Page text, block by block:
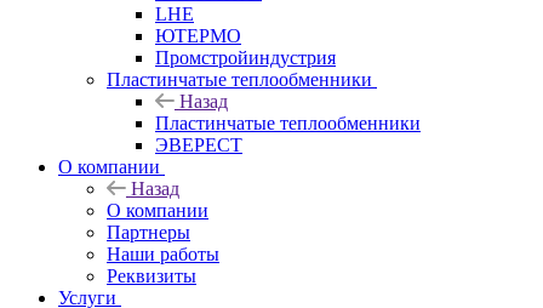
LHE
ЮТЕРМО
Промстройиндустрия
Пластинчатые теплообменники
Назад
Пластинчатые теплообменники
ЭВЕРЕСТ
О компании
Назад
О компании
Партнеры
Наши работы
Реквизиты
Услуги